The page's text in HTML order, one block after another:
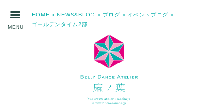
MENU
HOME > NEWS&BLOG > ブログ > イベントブログ >